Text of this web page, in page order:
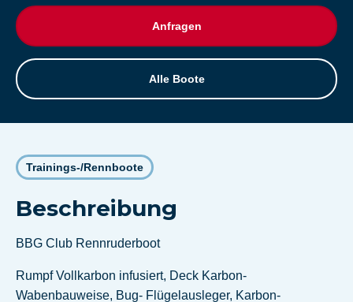
Anfragen
Alle Boote
Trainings-/Rennboote
Beschreibung
BBG Club Rennruderboot
Rumpf Vollkarbon infusiert, Deck Karbon-
Wabenbauweise, Bug- Flügelausleger, Karbon-